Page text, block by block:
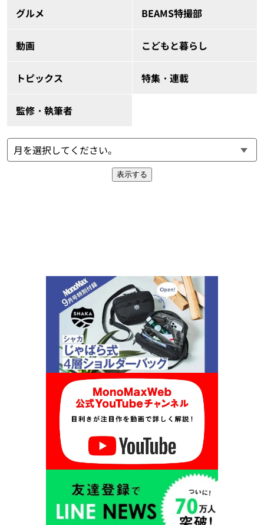
グルメ BEAMS特撮部
動画 こどもと暮らし
トピックス 特集・連載
監修・執筆者
表示する